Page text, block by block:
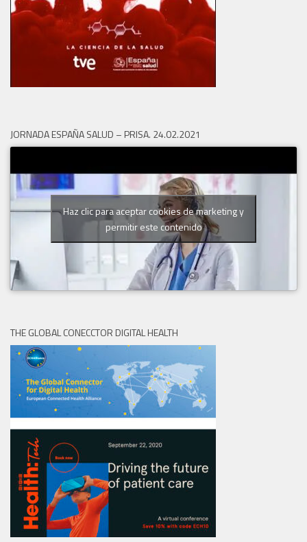
JORNADA ESPAÑA SALUD – PRISA. 24.02.2021
Haz clic para aceptar cookies de marketing y
permitir este contenido
THE GLOBAL CONECCTOR DIGITAL HEALTH